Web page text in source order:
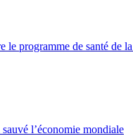
le programme de santé de
l’économie mondiale